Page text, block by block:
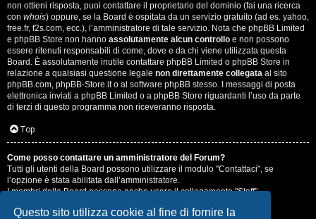
Questo sito utilizza cookie al fine di fornire la
non ottieni risposta, puoi contattare il proprietario del dominio (fai una ricerca
con whois) oppure, se la Board è ospitata da un servizio gratuito (ad es. yahoo,
free.fr, f2s.com, ecc.), l’amministratore di tale servizio. Nota che phpBB Limited
e phpBB Store non hanno assolutamente alcun controllo e non possono
essere ritenuti responsabili di come, dove e da chi viene utilizzata questa
Board. È assolutamente inutile contattare phpBB Limited o phpBB Store in
relazione a qualsiasi questione legale non direttamente collegata al sito
phpBB.com, phpBB-Store.it o al software phpBB stesso. I messaggi di posta
elettronica inviati a phpBB Limited o a phpBB Store riguardanti l’uso da parte
di terzi di questo programma non riceveranno risposta.
Top
Come posso contattare un amministratore del Forum?
Tutti gli utenti della Board possono utilizzare il modulo "Contattaci", se
l’opzione è stata abilitata dall’amministratore.
I membri della Board possono anche usare il collegamento "Staff".
Top